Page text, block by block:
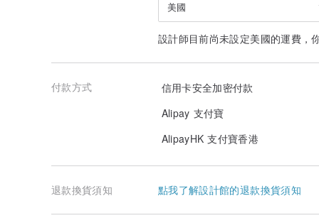
美國
設計師目前尚未設定美國的運費，
付款方式
信用卡安全加密付款
Alipay 支付寶
AlipayHK 支付寶香港
退款換貨須知 點我了解設計館的退款換貨須知